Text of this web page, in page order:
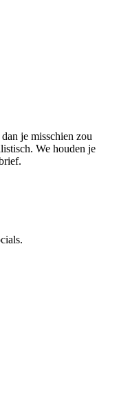
je misschien zou
We houden je